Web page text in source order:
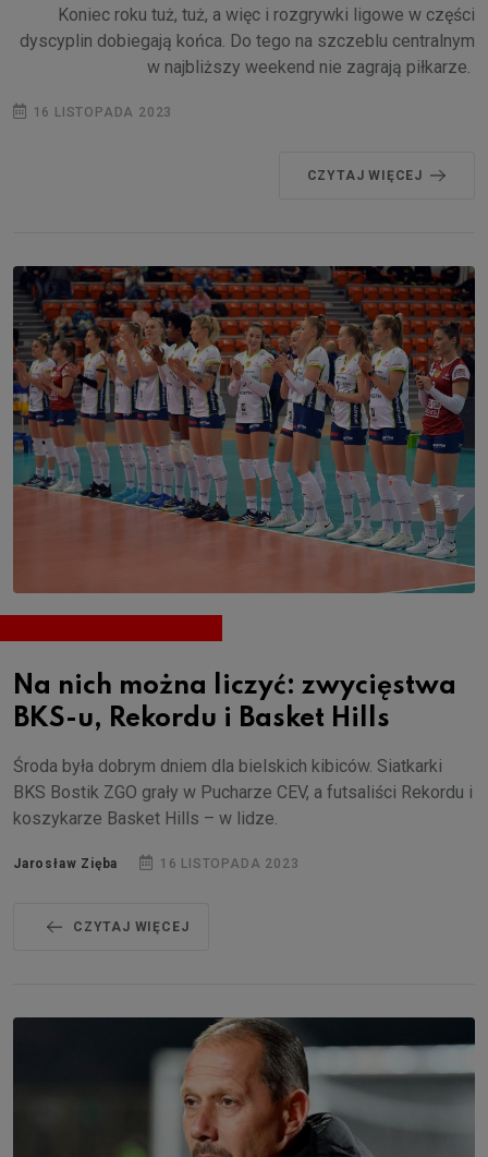
Koniec roku tuż, tuż, a więc i rozgrywki ligowe w części
dyscyplin dobiegają końca. Do tego na szczeblu centralnym
w najbliższy weekend nie zagrają piłkarze.
16 LISTOPADA 2023
CZYTAJ WIĘCEJ
Na nich można liczyć: zwycięstwa
BKS-u, Rekordu i Basket Hills
Środa była dobrym dniem dla bielskich kibiców. Siatkarki
BKS Bostik ZGO grały w Pucharze CEV, a futsaliści Rekordu i
koszykarze Basket Hills – w lidze.
Jarosław Zięba 16 LISTOPADA 2023
CZYTAJ WIĘCEJ